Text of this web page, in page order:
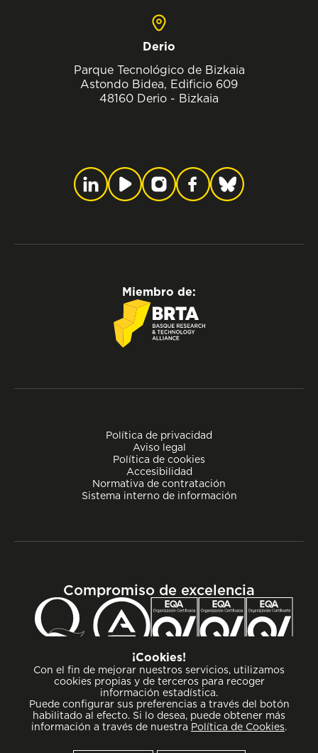
Derio
Parque Tecnológico de Bizkaia
Astondo Bidea, Edificio 609
48160 Derio - Bizkaia
Política de privacidad
Aviso legal
Política de cookies
Accesibilidad
Normativa de contratación
Sistema interno de información
Miembro de:
Compromiso de excelencia
¡Cookies!
Con el fin de mejorar nuestros servicios, utilizamos
cookies propias y de terceros para recoger
información estadística.
Puede configurar sus preferencias a través del botón
habilitado al efecto. Si lo desea, puede obtener más
información a través de nuestra Política de Cookies.